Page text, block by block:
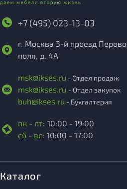
+7 (495) 023-13-03
г. Москва 3-й проезд Перово
поля, д. 4А
msk@ikses.ru - Отдел продаж
msk@ikses.ru - Отдел закупок
buh@ikses.ru - Бухгалтерия
пн - пт: 10:00 - 19:00
сб - вс: 10:00 - 17:00
Каталог